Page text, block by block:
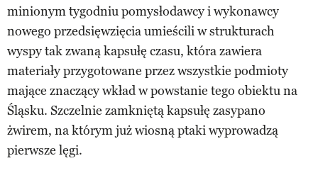
minionym tygodniu pomysłodawcy i wykonawcy
nowego przedsięwzięcia umieścili w strukturach
wyspy tak zwaną kapsułę czasu, która zawiera
materiały przygotowane przez wszystkie podmioty
mające znaczący wkład w powstanie tego obiektu na
Śląsku. Szczelnie zamkniętą kapsułę zasypano
żwirem, na którym już wiosną ptaki wyprowadzą
pierwsze lęgi.